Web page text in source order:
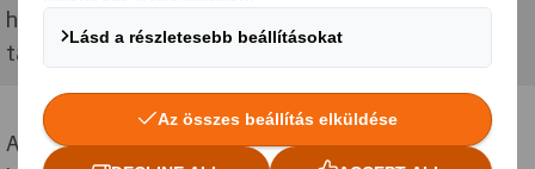
hagyományokkal rendelkező, jól ismert márkát
tartalmaz.
A Brand Boxot a Museum of Brand’s Living Brands